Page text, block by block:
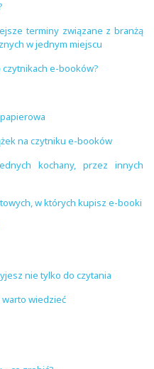
terminy związane z branżą
w jednym miejscu
e-booków?
na czytniku e-booków
kochany, przez innych
w których kupisz e-booki
nie tylko do czytania
wiedzieć